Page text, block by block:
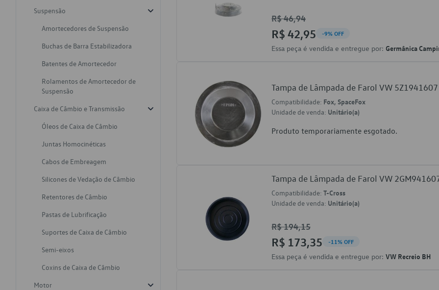
Suspensão
Amortecedores de Suspensão
Buchas de Barra Estabilizadora
Batentes de Amortecedor
Rolamentos de Amortecedor de
Suspensão
Caixa de Câmbio e Transmissão
Óleos de Caixa de Câmbio
Juntas Homocinéticas
Cabos de Embreagem
Silicones de Vedação de Câmbio
Retentores de Câmbio
Pastas de Lubrificação
Suportes de Caixa de Câmbio
Semi-eixos
Coxins de Caixa de Câmbio
Motor
R$ 46,94
R$ 42,95 -9% OFF
Essa peça é vendida e entregue por: Germânica
Tampa de Lâmpada de Farol VW 5Z1941607
Compatibilidade: Fox, SpaceFox
Unidade de venda: Unitário(a)
Produto temporariamente esgotado.
Tampa de Lâmpada de Farol VW
Compatibilidade: T-Cross
Unidade de venda: Unitário(a)
R$ 194,15
R$ 173,35 -11% OFF
Essa peça é vendida e entregue por: VW Recreio BH